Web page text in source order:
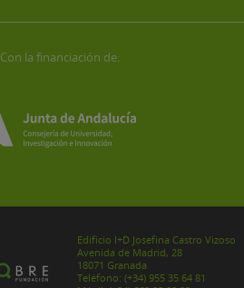
Con la financiación de:
Edificio I+D Josefina Castro Vizoso
Avenida de Madrid, 28
18071 Granada
Teléfono: (+34) 955 35 64 81